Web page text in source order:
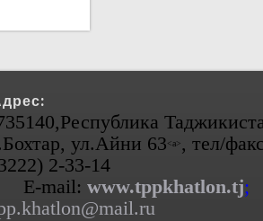
ул.Айни 63<а>, тел/
2-33-
mail:www.tppkhatlon.tj;